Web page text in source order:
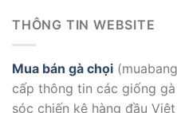
THÔNG TIN WEBSITE
Mua bán gà chọi
cấp thông tin các giống
sóc chiến kê hàng đầu